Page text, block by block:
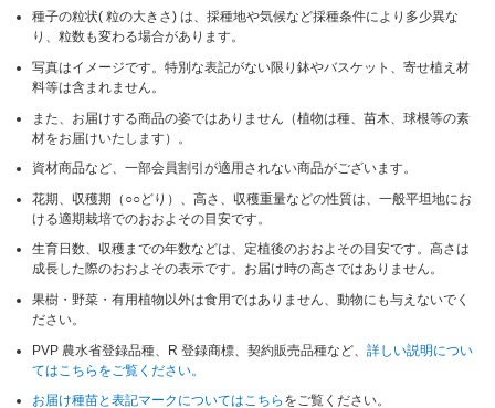
種子の粒状( 粒の大きさ) は、採種地や気候など採種条件により多少異な
り、粒数も変わる場合があります。
写真はイメージです。特別な表記がない限り鉢やバスケット、寄せ植え材
料等は含まれません。
また、お届けする商品の姿ではありません（植物は種、苗木、球根等の素
材をお届けいたします）。
資材商品など、一部会員割引が適用されない商品がございます。
花期、収穫期（○○どり）、高さ、収穫重量などの性質は、一般平坦地にお
ける適期栽培でのおおよその目安です。
生育日数、収穫までの年数などは、定植後のおおよその目安です。高さは
成長した際のおおよその表示です。お届け時の高さではありません。
果樹・野菜・有用植物以外は食用ではありません、動物にも与えないでく
ださい。
PVP 農水省登録品種、R 登録商標、契約販売品種など、詳しい説明につい
てはこちらをご覧ください。
お届け種苗と表記マークについてはこちら をご覧ください。